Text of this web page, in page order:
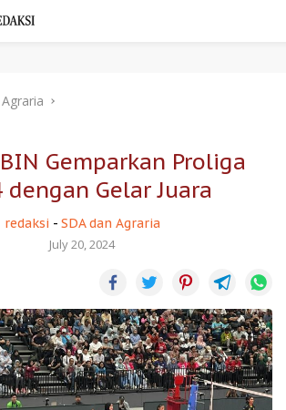
Gemparkan Proliga
dengan Gelar Juara
redaksi - SDA dan Agraria
July 20, 2024